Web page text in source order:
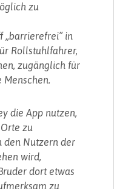
zu
„barrierefrei” in
Rollstuhlfahrer,
zugänglich für
die App nutzen,
zu
den Nutzern der
wird,
dort etwas
zu